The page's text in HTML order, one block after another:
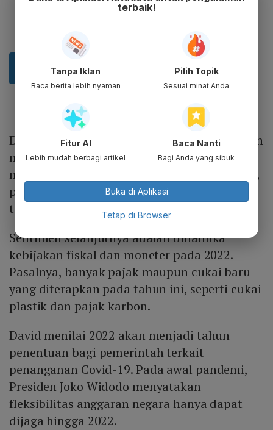
David mengatakan penyebaran Omicron akan
menjadi faktor utama yang dapat
mempengaruhi
2022. Pasalnya,
penyebaran varian Delta pada medio 2021
telah cukup memukul IHSG.
Sentimen selanjutnya adalah dinamika
kebijakan fiskal dan moneter pada 2022.
Pasalnya, banyak pajak maupun cukai baru
yang diterapkan pada tahun ini, seperti cukai
plastik dan pajak karbon.
David menilai 2022 akan menjadi tahun
penentuan bagi pemerintah terkait
penanganan Covid-19. Pada awal pandemi,
Presiden Joko Widodo menyatakan
fleksibilitas anggaran negara hanya dapat
dijaga hingga 2022.
terbaik!
Tanpa Iklan
Baca berita lebih nyaman
Pilih Topik
Sesuai minat Anda
Fitur AI
Lebih mudah berbagi artikel
Baca Nanti
Bagi Anda yang sibuk
Buka di Aplikasi
Tetap di Browser